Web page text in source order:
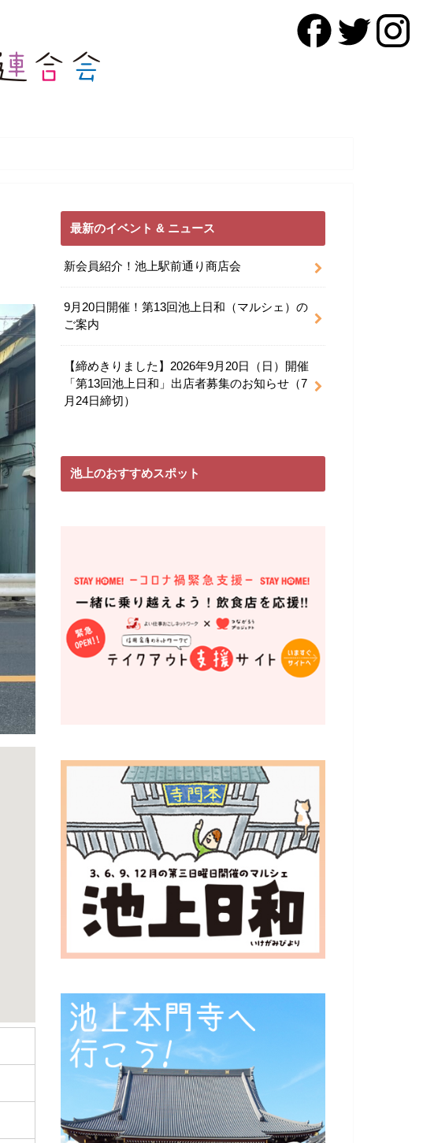
最新のイベント & ニュース
新会員紹介！池上駅前通り商店会
9月20日開催！第13回池上日和（マルシェ）の
ご案内
【締めきりました】2026年9月20日（日）開催
「第13回池上日和」出店者募集のお知らせ（7
月24日締切）
池上のおすすめスポット